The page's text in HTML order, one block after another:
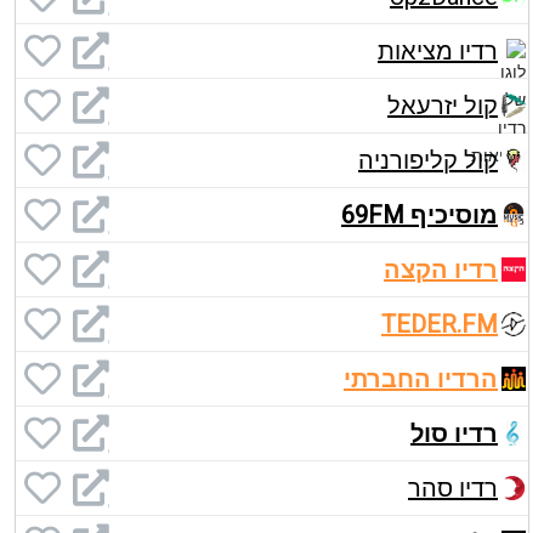
רדיו מציאות
קול יזרעאל
קול קליפורניה
מוסיכיף 69FM
רדיו הקצה
TEDER.FM
הרדיו החברתי
רדיו סול
רדיו סהר